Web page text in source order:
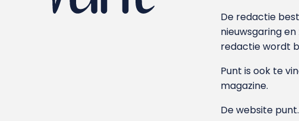
De redactie
nieuwsgaring
redactie wordt
Punt is ook te
magazine.
De website